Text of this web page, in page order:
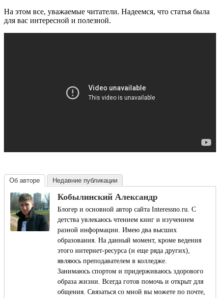
На этом все, уважаемые читатели. Надеемся, что статья была
для вас интересной и полезной.
Об авторе Недавние публикации
Кобылинский Александр
Блогер и основной автор сайта Interessno.ru. С
детства увлекаюсь чтением книг и изучением
разной информации. Имею два высших
образования. На данный момент, кроме ведения
этого интернет-ресурса (и еще ряда других),
являюсь преподавателем в колледже.
Занимаюсь спортом и придерживаюсь здорового
образа жизни. Всегда готов помочь и открыт для
общения. Связаться со мной вы можете по почте,